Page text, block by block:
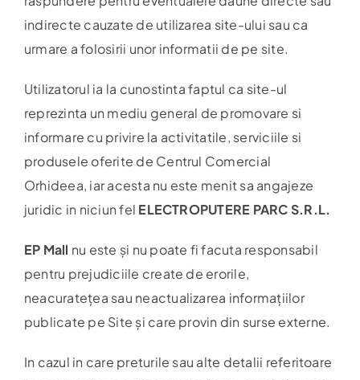
indirecte cauzate de utilizarea site-ului sau ca
urmare a folosirii unor informatii de pe site.
Utilizatorul ia la cunostinta faptul ca site-ul
reprezinta un mediu general de promovare si
informare cu privire la activitatile, serviciile si
produsele oferite de Centrul Comercial
Orhideea, iar acesta nu este menit sa angajeze
juridic in niciun fel ELECTROPUTERE PARC S.R.L.
EP Mall nu este și nu poate fi facuta responsabil
pentru prejudiciile create de erorile,
neacuratețea sau neactualizarea informațiilor
publicate pe Site și care provin din surse externe.
In cazul in care preturile sau alte detalii referitoare